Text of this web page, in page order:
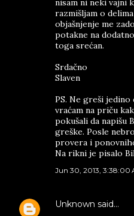
nisam ni neki vajni
razmišljam o
objašnjenje me
potakne na
toga srećan.
Srdačno
Slaven
PS. Ne greši jedino
vraćam na priču
pokušali da napišu
greške. Posle
provera i
Na rikni je pisalo
Jun 30, 2013, 3:38:00
Unknown said…